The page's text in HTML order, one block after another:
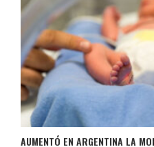
AUMENTÓ EN ARGENTINA LA